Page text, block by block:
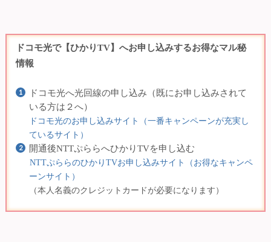
ドコモ光で【ひかりTV】へお申し込みするお得なマル秘
情報
ドコモ光へ光回線の申し込み（既にお申し込みされて
いる方は２へ）
ドコモ光のお申し込みサイト（一番キャンペーンが充実し
ているサイト）
開通後NTTぷららへひかりTVを申し込む
NTTぷららのひかりTVお申し込みサイト（お得なキャンペ
ーンサイト）
（本人名義のクレジットカードが必要になります）